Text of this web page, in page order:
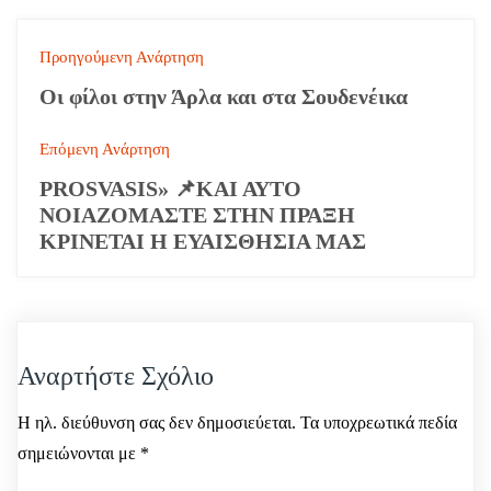
Π
λ
ο
ή
γ
ά
ρ
Προηγούμενη Ανάρτηση
Οι φίλοι στην Άρλα και στα Σουδενέικα
Επόμενη Ανάρτηση
PROSVASIS» 📌ΚΑΙ ΑΥΤΟ
ΝΟΙΑΖΟΜΑΣΤΕ ΣΤΗΝ ΠΡΑΞΗ
ΚΡΙΝΕΤΑΙ Η ΕΥΑΙΣΘΗΣΙΑ ΜΑΣ
Αναρτήστε Σχόλιο
Η ηλ. διεύθυνση σας δεν δημοσιεύεται. Τα υποχρεωτικά πεδία
σημειώνονται με *